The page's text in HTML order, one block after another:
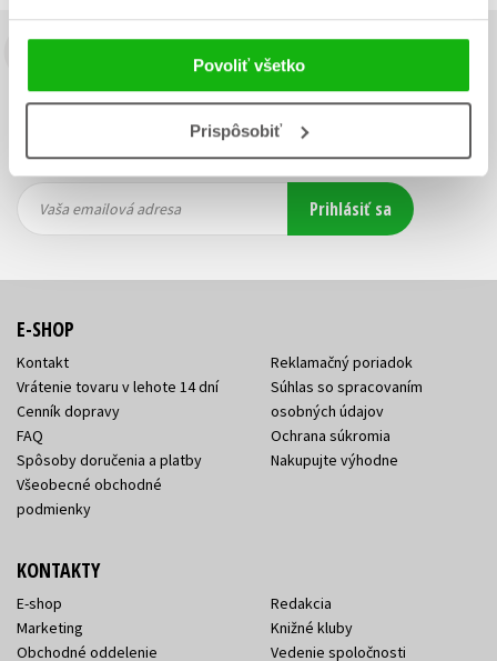
Povoliť všetko
Prispôsobiť
Budete to vedieť ako prvý!
Zaujíma Vás, aký knižný hit práve vychádza, na aký tovar je
výhodná zľava, aká beží súťaž o ceny?Prihláste sa k odberu našich
e-mailových noviniek!
emailová
emailová
Vaša emailová adresa Prihlásiť sa
E-SHOP
Kontakt
Vrátenie tovaru v lehote 14 dní
Cenník dopravy
FAQ
Spôsoby doručenia a platby
Všeobecné obchodné
podmienky
Reklamačný poriadok
Súhlas so spracovaním
osobných údajov
Ochrana súkromia
Nakupujte výhodne
KONTAKTY
E-shop
Marketing
Obchodné oddelenie
Redakcia
Knižné kluby
Vedenie spoločnosti